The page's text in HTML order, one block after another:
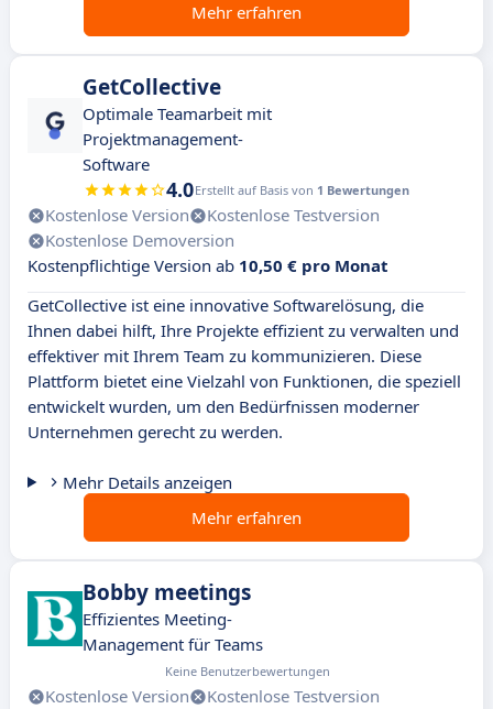
Mehr erfahren
GetCollective
Optimale Teamarbeit mit
Projektmanagement-
Software
4.0Erstellt auf Basis von 1 Bewertungen
Kostenlose Version
Kostenlose Testversion
Kostenlose Demoversion
Kostenpflichtige Version ab 10,50 € pro Monat
GetCollective ist eine innovative Softwarelösung, die
Ihnen dabei hilft, Ihre Projekte effizient zu verwalten und
effektiver mit Ihrem Team zu kommunizieren. Diese
Plattform bietet eine Vielzahl von Funktionen, die speziell
entwickelt wurden, um den Bedürfnissen moderner
Unternehmen gerecht zu werden.
Mehr Details anzeigen
Mehr erfahren
Bobby meetings
Effizientes Meeting-
Management für Teams
Keine Benutzerbewertungen
Kostenlose Version
Kostenlose Testversion